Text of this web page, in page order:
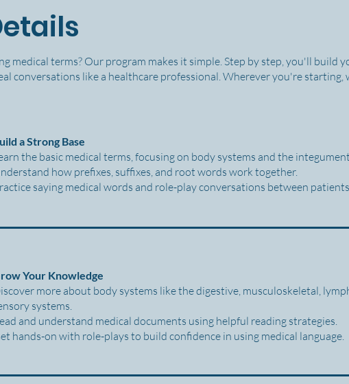
medical terms? Our program makes it simple. Step by step, you'll build
conversations like a healthcare professional. Wherever you're starting,
a Strong Base
the basic medical terms, focusing on body systems and the
how prefixes, suffixes, and root words work together.
saying medical words and role-play conversations between
Your Knowledge
more about body systems like the digestive, musculoskeletal,
systems.
and understand medical documents using helpful reading strategies.
hands-on with role-plays to build confidence in using medical language.